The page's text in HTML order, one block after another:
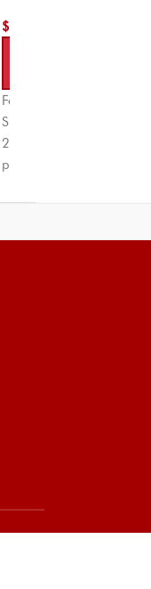
$
Formón 13 mm
Shuangjie Tools REF DY-
2019096. Filo preciso
para trabajos de
ajuste de madera. Hoja